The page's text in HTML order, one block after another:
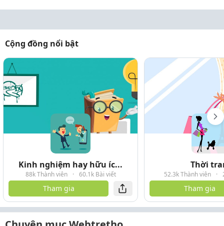
Cộng đồng nổi bật
Kinh nghiệm hay hữu íc...
88k Thành viên · 60.1k Bài viết
Tham gia
Thời
52.3k Thành viên ·
Tham gia